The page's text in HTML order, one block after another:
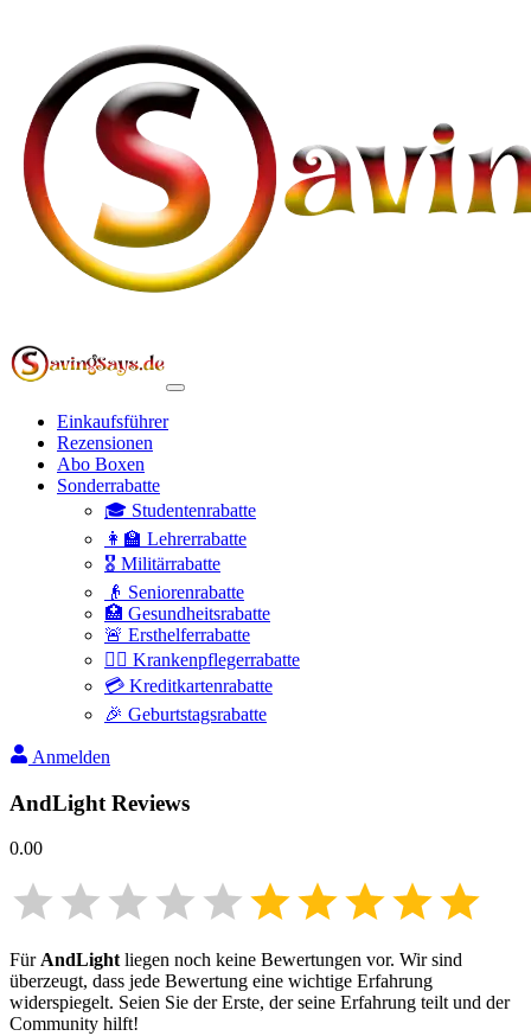
Einkaufsführer
Rezensionen
Abo Boxen
Sonderrabatte
🎓 Studentenrabatte
👩‍🏫 Lehrerrabatte
🎖️ Militärrabatte
👴 Seniorenrabatte
🏥 Gesundheitsrabatte
🚨 Ersthelferrabatte
👩‍⚕️ Krankenpflegerrabatte
💳 Kreditkartenrabatte
🎉 Geburtstagsrabatte
Anmelden
AndLight Reviews
0.00
FürAndLightliegen noch keine Bewertungen vor. Wir sind
überzeugt, dass jede Bewertung eine wichtige Erfahrung
widerspiegelt. Seien Sie der Erste, der seine Erfahrung teilt und der
Community hilft!